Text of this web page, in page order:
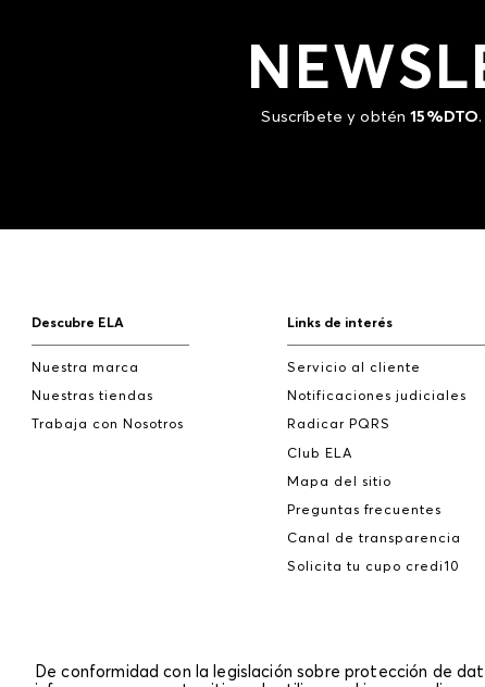
Suscríbete y obtén15%DTO
Descubre ELA
Nuestra marca
Nuestras tiendas
Trabaja con Nosotros
Links de interés
Servicio al cliente
Notificaciones judiciales
Radicar PQRS
Club ELA
Mapa del sitio
Preguntas frecuentes
Canal de transparencia
Solicita tu cupo credi10
De conformidad con la legislación sobre protección de